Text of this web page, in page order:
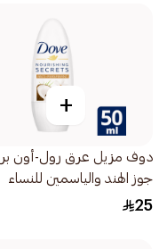
+
دوف مزيل عرق رول-أون
جوز الهند والياسمين للنساء
50مل
25